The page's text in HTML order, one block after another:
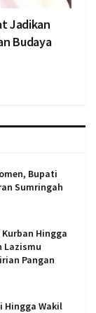
Jadikan
Budaya
Bupati
Sumringah
Hingga
Lazismu
Pangan
Hingga Wakil